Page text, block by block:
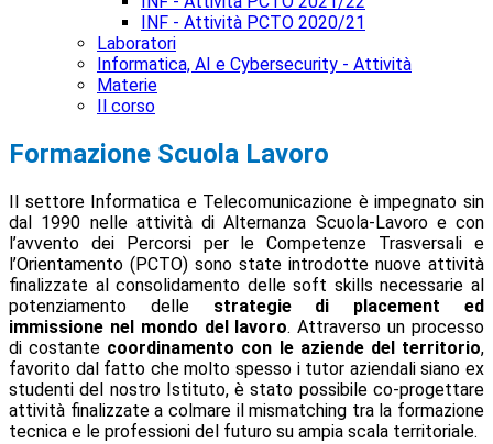
INF - Attività PCTO 2020/21
Laboratori
Informatica, AI e Cybersecurity - Attività
Materie
Il corso
Formazione Scuola Lavoro
Il settore Informatica e Telecomunicazione è impegnato sin
dal 1990 nelle attività di Alternanza Scuola-Lavoro e con
l’avvento dei Percorsi per le Competenze Trasversali e
l’Orientamento (PCTO) sono state introdotte nuove attività
finalizzate al consolidamento delle soft skills necessarie al
potenziamento delle strategie di placement ed
immissione nel mondo del lavoro. Attraverso un processo
di costante coordinamento con le aziende del territorio,
favorito dal fatto che molto spesso i tutor aziendali siano ex
studenti del nostro Istituto, è stato possibile co-progettare
attività finalizzate a colmare il mismatching tra la formazione
tecnica e le professioni del futuro su ampia scala territoriale.